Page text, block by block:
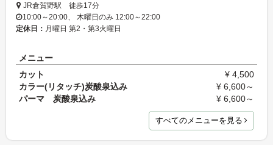
JR倉賀野駅 徒歩17分
10:00～20:00、 木曜日のみ 12:00～22:00
定休日： 月曜日 第2・第3火曜日
メニュー
カット
¥ 4,500
カラー(リタッチ)炭酸泉込み
¥ 6,600～
パーマ 炭酸泉込み
¥ 6,600～
すべてのメニューを見る